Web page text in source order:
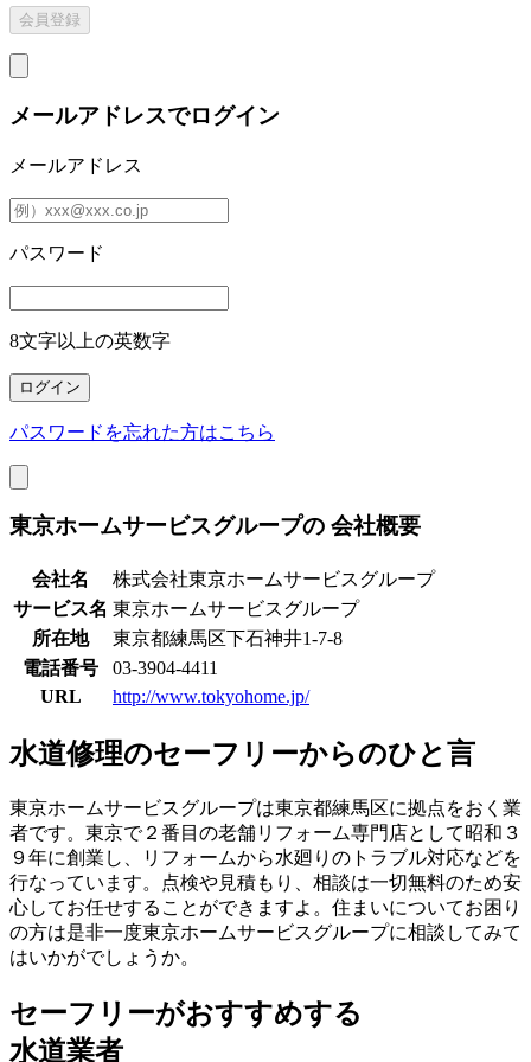
メールアドレスでログイン
メールアドレス
パスワード
8文字以上の英数字
パスワードを忘れた方はこちら
東京ホームサービスグループの 会社概要
会社名
株式会社東京ホームサービスグループ
サービス名 東京ホームサービスグループ
所在地
東京都練馬区下石神井1-7-8
電話番号
03-3904-4411
URL
http://www.tokyohome.jp/
水道修理のセーフリーからのひと言
東京ホームサービスグループは東京都練馬区に拠点をおく業
者です。東京で２番目の老舗リフォーム専門店として昭和３
９年に創業し、リフォームから水廻りのトラブル対応などを
行なっています。点検や見積もり、相談は一切無料のため安
心してお任せすることができますよ。住まいについてお困り
の方は是非一度東京ホームサービスグループに相談してみて
はいかがでしょうか。
セーフリーがおすすめする
水道業者